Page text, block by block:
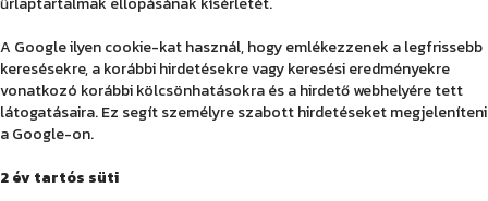
A Google ilyen cookie-kat használ, hogy emlékezzenek a legfrissebb
keresésekre, a korábbi hirdetésekre vagy keresési eredményekre
vonatkozó korábbi kölcsönhatásokra és a hirdető webhelyére tett
látogatásaira. Ez segít személyre szabott hirdetéseket megjeleníteni
a Google-on.
2 év tartós süti